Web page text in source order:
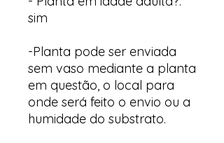
sim
-Planta pode ser enviada
sem vaso mediante a planta
em questão, o local para
onde será feito o envio ou a
humidade do substrato.